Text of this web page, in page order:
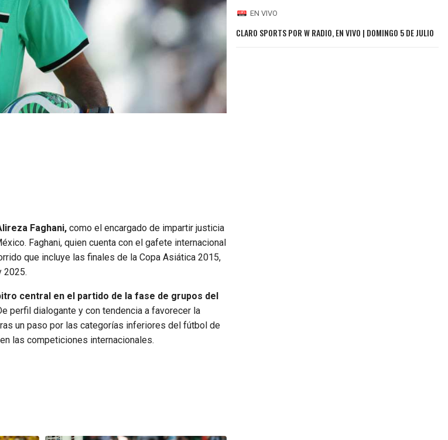
Faghani, como el encargado de impartir justicia
Faghani, quien cuenta con el gafete internacional
que incluye las finales de la Copa Asiática 2015,
2025.
central en el partido de la fase de grupos del
perfil dialogante y con tendencia a favorecer la
un paso por las categorías inferiores del fútbol de
las competiciones internacionales.
EN VIVO
CLARO SPORTS POR W RADIO, EN VIVO | DOMINGO 5 DE JULIO